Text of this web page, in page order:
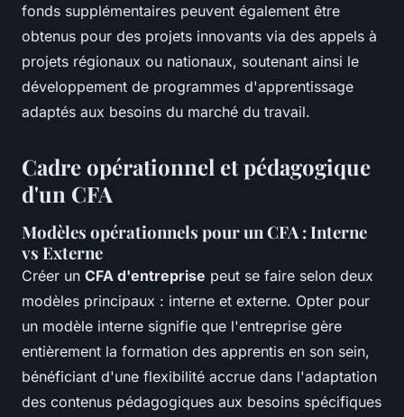
fonds supplémentaires peuvent également être
obtenus pour des projets innovants via des appels à
projets régionaux ou nationaux, soutenant ainsi le
développement de programmes d'apprentissage
adaptés aux besoins du marché du travail.
Cadre opérationnel et pédagogique
d'un CFA
Modèles opérationnels pour un CFA : Interne
vs Externe
Créer un CFA d'entreprise peut se faire selon deux
modèles principaux : interne et externe. Opter pour
un modèle interne signifie que l'entreprise gère
entièrement la formation des apprentis en son sein,
bénéficiant d'une flexibilité accrue dans l'adaptation
des contenus pédagogiques aux besoins spécifiques